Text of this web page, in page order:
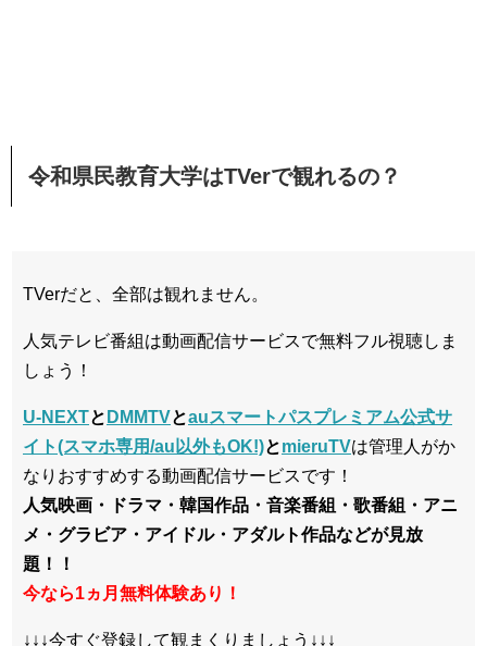
令和県民教育大学はTVerで観れるの？
TVerだと、全部は観れません。
人気テレビ番組は動画配信サービスで無料フル視聴しま
しょう！
U-NEXTと DMMTVとauスマートパスプレミアム公式サ
イト(スマホ専用/au以外もOK!)とmieruTVは管理人がか
なりおすすめする動画配信サービスです！
人気映画・ドラマ・韓国作品・音楽番組・歌番組・アニ
メ・グラビア・アイドル・アダルト作品などが見放
題！！
今なら1ヵ月無料体験あり！
↓↓↓今すぐ登録して観まくりましょう↓↓↓